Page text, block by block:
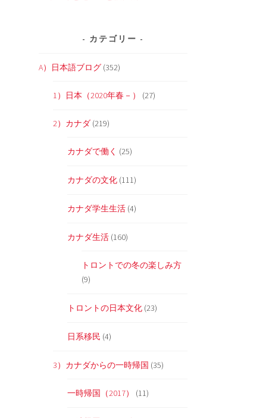
カテゴリー
A）日本語ブログ (352)
1）日本（2020年春－） (27)
2）カナダ (219)
カナダで働く (25)
カナダの文化 (111)
カナダ学生生活 (4)
カナダ生活 (160)
トロントでの冬の楽しみ方
(9)
トロントの日本文化 (23)
日系移民 (4)
3）カナダからの一時帰国 (35)
一時帰国（2017） (11)